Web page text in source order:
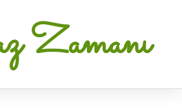
Zamanı